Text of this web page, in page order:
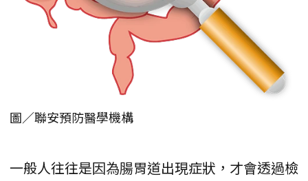
圖／聯安預防醫學機構
一般人往往是因為腸胃道出現症狀，才會透過檢